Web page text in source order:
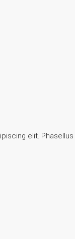
elit. Phasellus